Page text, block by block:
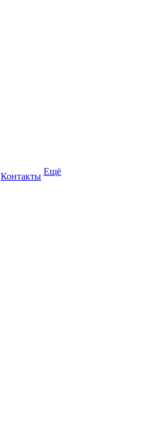
Контакты Ещё